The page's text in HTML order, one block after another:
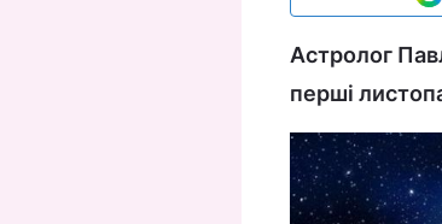
Астролог
перші